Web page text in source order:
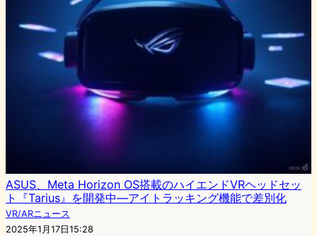
ASUS、Meta Horizon OS搭載のハイエンドVRヘッドセッ
ト『Tarius』を開発中—アイトラッキング機能で差別化
VR/ARニュース
2025年1月17日15:28